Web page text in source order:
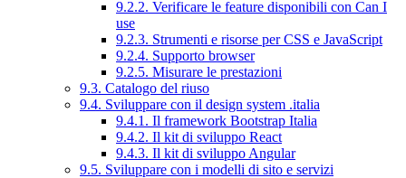
9.2.2. Verificare le feature disponibili con Can I
use
9.2.3. Strumenti e risorse per CSS e JavaScript
9.2.4. Supporto browser
9.2.5. Misurare le prestazioni
9.3. Catalogo del riuso
9.4. Sviluppare con il design system .italia
9.4.1. Il framework Bootstrap Italia
9.4.2. Il kit di sviluppo React
9.4.3. Il kit di sviluppo Angular
9.5. Sviluppare con i modelli di sito e servizi